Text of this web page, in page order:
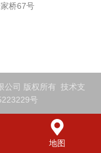
桥67号
公司 版权所有 技术支
号
地图